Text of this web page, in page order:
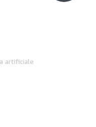
artificiale